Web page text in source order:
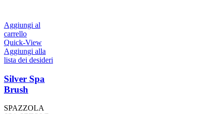
Aggiungi al
carrello
Quick-View
Aggiungi alla
lista dei desideri
Silver Spa
Brush
SPAZZOLA